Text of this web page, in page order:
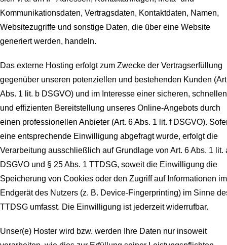
Kommunikationsdaten, Vertragsdaten, Kontaktdaten, Namen,
Websitezugriffe und sonstige Daten, die über eine Website
generiert werden, handeln.
Das externe Hosting erfolgt zum Zwecke der Vertragserfüllung
gegenüber unseren potenziellen und bestehenden Kunden
Abs. 1 lit. b DSGVO) und im Interesse einer sicheren, schnellen
und effizienten Bereitstellung unseres Online-Angebots durch
einen professionellen Anbieter (Art. 6 Abs. 1 lit. f DSGVO).
eine entsprechende Einwilligung abgefragt wurde, erfolgt die
Verarbeitung ausschließlich auf Grundlage von Art. 6 Abs. 1 lit.
DSGVO und § 25 Abs. 1 TTDSG, soweit die Einwilligung die
Speicherung von Cookies oder den Zugriff auf Informationen im
Endgerät des Nutzers (z. B. Device-Fingerprinting) im Sinne
TTDSG umfasst. Die Einwilligung ist jederzeit widerrufbar.
Unser(e) Hoster wird bzw. werden Ihre Daten nur insoweit